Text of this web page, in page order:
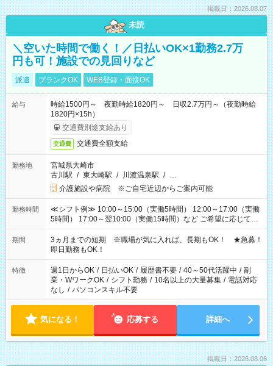
掲載日：2026.08.07
未読
＼空いた時間で働く！／日払いOK×1勤務2.7万
円も可！施設での見回りなど
派遣 ブランクOK WEB登録・面接OK
給与
時給1500円～ 夜勤時給1820円～ 日収2.7万円～（夜勤時給
1820円×15h）
交通費別途支給あり
交通費 交通費全額支給
勤務地
宮城県大崎市
古川駅 / 東大崎駅 / 川渡温泉駅 / …
介護施設や病院 ※ご自宅近辺からご案内可能
勤務時間
≪シフト例≫ 10:00～15:00（実働5時間） 12:00～17:00（実働
5時間） 17:00～翌10:00（実働15時間）など ご希望に応じて、
働く時間は調整できます！ お気軽に担当へ相談ください！
期間
3ヵ月までの短期 ※職場が気に入れば、長期もOK！ ★急募！
即日勤務もOK！
特徴 週1日からOK / 日払いOK / 履歴書不要 / 40～50代活躍中 / 副
業・WワークOK / シフト勤務 / 10名以上の大量募集 / 電話対応
なし / パソコンスキル不要
気になる！ 応募する 詳細へ
掲載日：2026.08.06